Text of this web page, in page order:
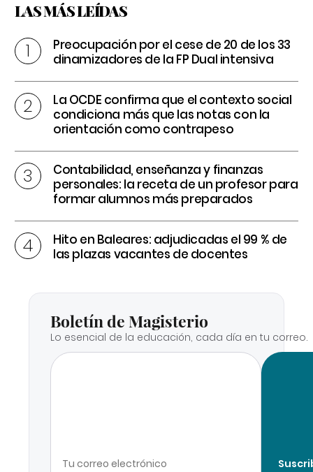
LAS MÁS LEÍDAS
Preocupación por el cese de 20 de los 33
dinamizadores de la FP Dual intensiva
La OCDE confirma que el contexto social
condiciona más que las notas con la
orientación como contrapeso
Contabilidad, enseñanza y finanzas
personales: la receta de un profesor para
formar alumnos más preparados
Hito en Baleares: adjudicadas el 99 % de
las plazas vacantes de docentes
Boletín de Magisterio
Lo esencial de la educación, cada día en tu correo.